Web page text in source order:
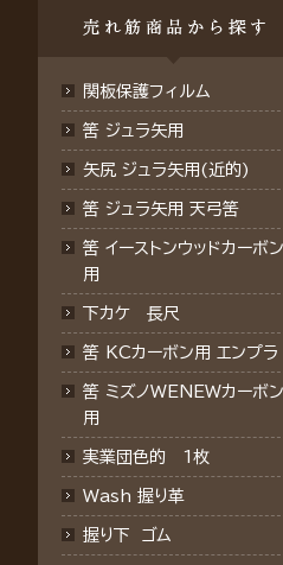
関板保護フィルム
筈 ジュラ矢用
矢尻 ジュラ矢用(近的)
筈 ジュラ矢用 天弓筈
筈 イーストンウッドカーボン
用
下カケ 長尺
筈 KCカーボン用 エンプラ
筈 ミズノWENEWカーボン
用
実業団色的 1枚
Wash 握り革
握り下 ゴム